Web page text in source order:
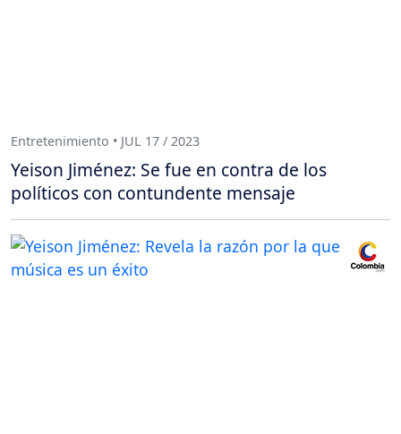
Entretenimiento • JUL 17 / 2023
Yeison Jiménez: Se fue en contra de los
políticos con contundente mensaje